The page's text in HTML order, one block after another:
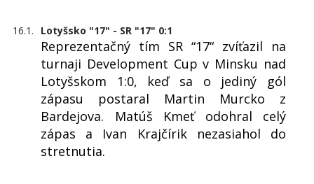
16.1. Lotyšsko "17" - SR "17" 0:1
Reprezentačný tím SR “17“ zvíťazil na
turnaji Development Cup v Minsku nad
Lotyšskom 1:0, keď sa o jediný gól
zápasu postaral Martin Murcko z
Bardejova. Matúš Kmeť odohral celý
zápas a Ivan Krajčírik nezasiahol do
stretnutia.